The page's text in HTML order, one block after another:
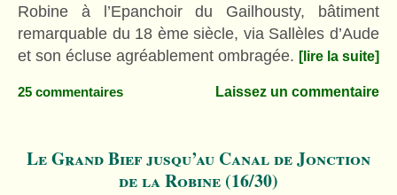
Robine à l’Epanchoir du Gailhousty, bâtiment
remarquable du 18 ème siècle, via Sallèles d’Aude
et son écluse agréablement ombragée. [lire la suite]
25 commentaires Laissez un commentaire
Le Grand Bief jusqu’au Canal de Jonction
de la Robine (16/30)